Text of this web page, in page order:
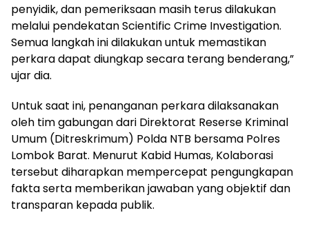
penyidik, dan pemeriksaan masih terus dilakukan
melalui pendekatan Scientific Crime Investigation.
Semua langkah ini dilakukan untuk memastikan
perkara dapat diungkap secara terang benderang,”
ujar dia.
Untuk saat ini, penanganan perkara dilaksanakan
oleh tim gabungan dari Direktorat Reserse Kriminal
Umum (Ditreskrimum) Polda NTB bersama Polres
Lombok Barat. Menurut Kabid Humas, Kolaborasi
tersebut diharapkan mempercepat pengungkapan
fakta serta memberikan jawaban yang objektif dan
transparan kepada publik.